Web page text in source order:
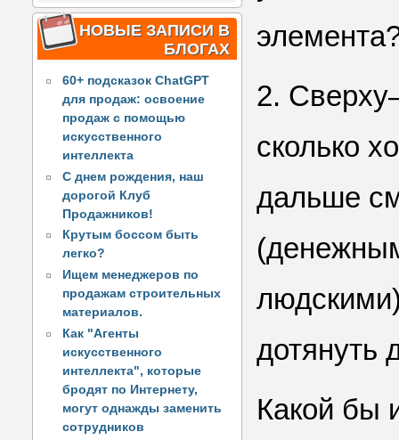
НОВЫЕ ЗАПИСИ В
БЛОГАХ
60+ подсказок ChatGPT
для продаж: освоение
продаж с помощью
искусственного
интеллекта
С днем рождения, наш
дорогой Клуб
Продажников!
Крутым боссом быть
легко?
Ищем менеджеров по
продажам строительных
материалов.
Как "Агенты
искусственного
интеллекта", которые
бродят по Интернету,
могут однажды заменить
сотрудников
2.
сколько
дальше
дотянуть
Какой бы